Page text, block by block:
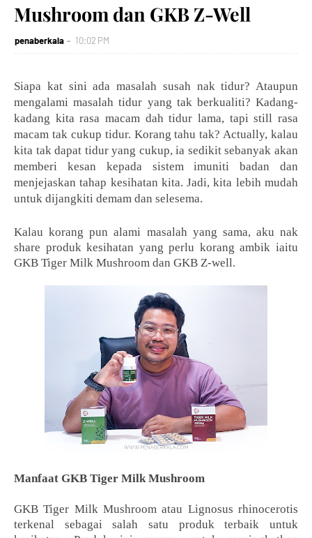
Mushroom dan GKB Z-Well
penaberkala 10:02 PM
Siapa kat sini ada masalah susah nak tidur? Ataupun
mengalami masalah tidur yang tak berkualiti? Kadang-
kadang kita rasa macam dah tidur lama, tapi still rasa
macam tak cukup tidur. Korang tahu tak? Actually, kalau
kita tak dapat tidur yang cukup, ia sedikit sebanyak akan
memberi kesan kepada sistem imuniti badan dan
menjejaskan tahap kesihatan kita. Jadi, kita lebih mudah
untuk dijangkiti demam dan selesema.
Kalau korang pun alami masalah yang sama, aku nak
share produk kesihatan yang perlu korang ambik iaitu
GKB Tiger Milk Mushroom dan GKB Z-well.
Manfaat GKB Tiger Milk Mushroom
GKB Tiger Milk Mushroom atau Lignosus rhinocerotis
terkenal sebagai salah satu produk terbaik untuk